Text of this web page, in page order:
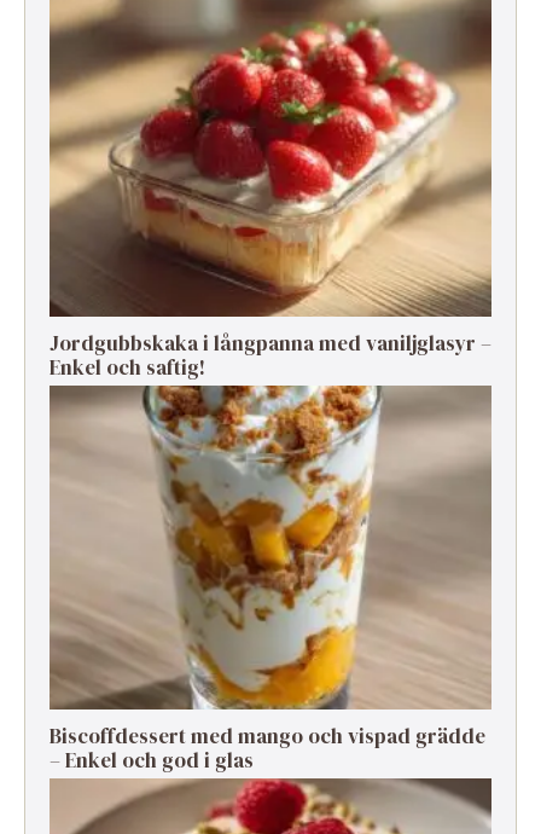
Jordgubbskaka i långpanna med vaniljglasyr –
Enkel och saftig!
Biscoffdessert med mango och vispad grädde
– Enkel och god i glas